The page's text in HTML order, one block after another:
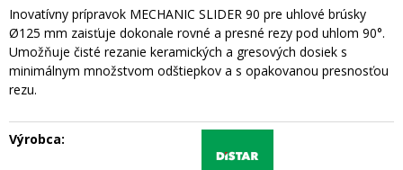
Inovatívny prípravok MECHANIC SLIDER 90 pre uhlové brúsky
Ø125 mm zaisťuje dokonale rovné a presné rezy pod uhlom 90°.
Umožňuje čisté rezanie keramických a gresových dosiek s
minimálnym množstvom odštiepkov a s opakovanou presnosťou
rezu.
Výrobca: